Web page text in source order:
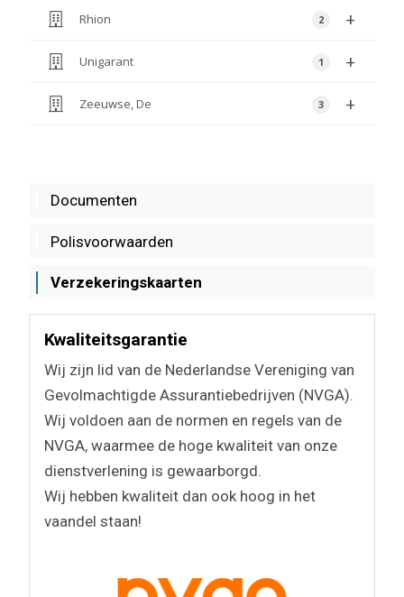
Documenten
Polisvoorwaarden
Verzekeringskaarten
Kwaliteitsgarantie
Wij zijn lid van de Nederlandse Vereniging van
Gevolmachtigde Assurantiebedrijven (NVGA).
Wij voldoen aan de normen en regels van de
NVGA, waarmee de hoge kwaliteit van onze
dienstverlening is gewaarborgd.
Wij hebben kwaliteit dan ook hoog in het
vaandel staan!